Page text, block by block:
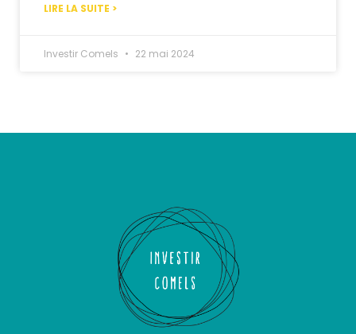
LIRE LA SUITE >
Investir Comels 22 mai 2024